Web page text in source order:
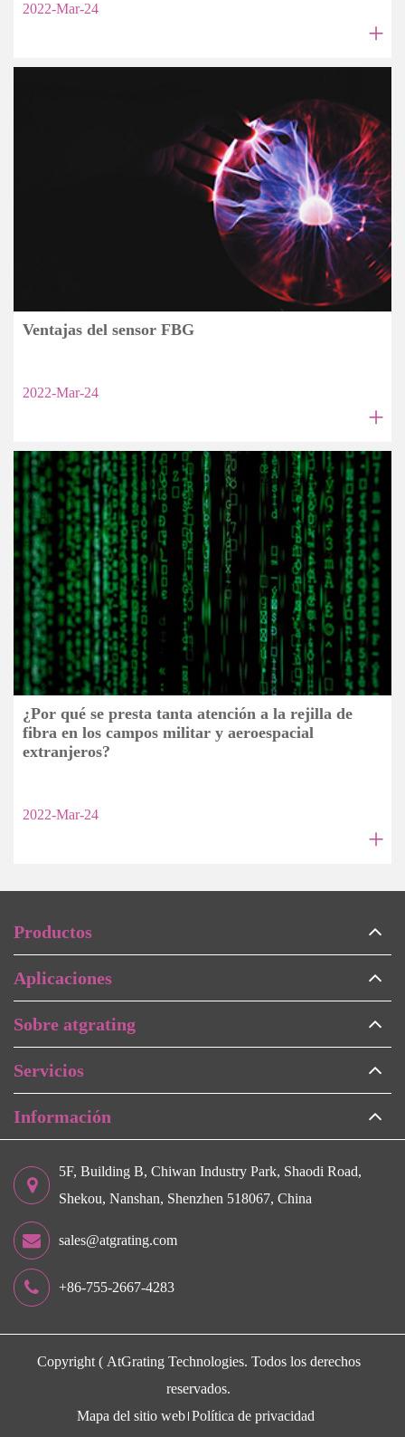
2022-Mar-24
+
Ventajas del sensor FBG
2022-Mar-24
+
¿Por qué se presta tanta atención a la rejilla de
fibra en los campos militar y aeroespacial
extranjeros?
2022-Mar-24
+
Productos
Aplicaciones
Sobre atgrating
Servicios
Información
5F, Building B, Chiwan Industry Park, Shaodi Road,
Shekou, Nanshan, Shenzhen 518067, China
sales@atgrating.com
+86-755-2667-4283
Copyright ( AtGrating Technologies. Todos los derechos
reservados.
Mapa del sitio web Política de privacidad